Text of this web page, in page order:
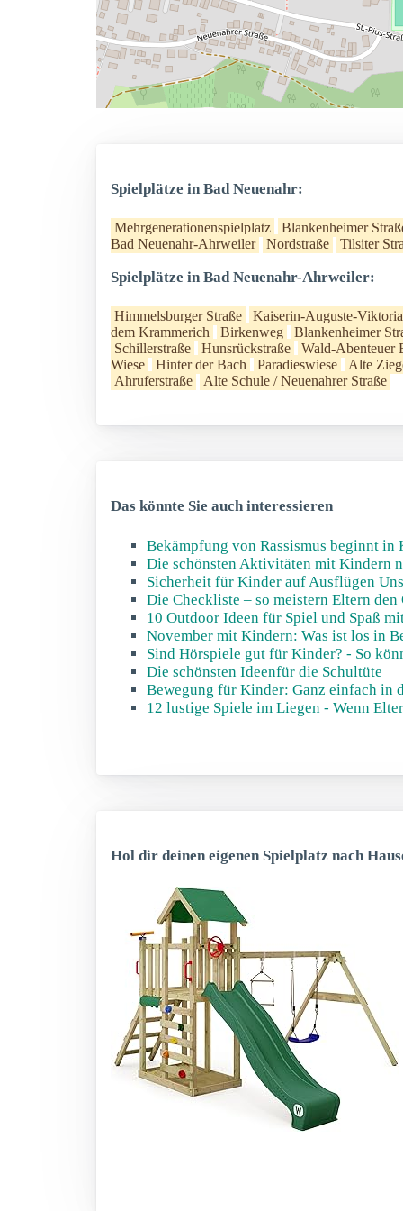
Spielplätze in Bad Neuenahr:
Mehrgenerationenspielplatz
Blankenheimer
Bad Neuenahr-Ahrweiler
Nordstraße Tilsiter
Spielplätze in Bad Neuenahr-Ahrweiler:
Himmelsburger Straße
Kaiserin-Auguste-
dem Krammerich
Birkenweg
Blankenheimer
Schillerstraße
Hunsrückstraße
Wald-Abenteuer
Wiese
Hinter der Bach Paradieswiese
Alte
Ahruferstraße
Alte Schule / Neuenahrer Straße
Das könnte Sie auch interessieren
Bekämpfung von Rassismus beginnt
Die schönsten Aktivitäten mit Kindern
Sicherheit für Kinder auf Ausflügen
Die Checkliste – so meistern Eltern den
10 Outdoor Ideen für Spiel und Spaß
November mit Kindern: Was ist los in
Sind Hörspiele gut für Kinder? - So
Die schönsten Ideenfür die Schultüte
Bewegung für Kinder: Ganz einfach in
12 lustige Spiele im Liegen - Wenn
Hol dir deinen eigenen Spielplatz nach